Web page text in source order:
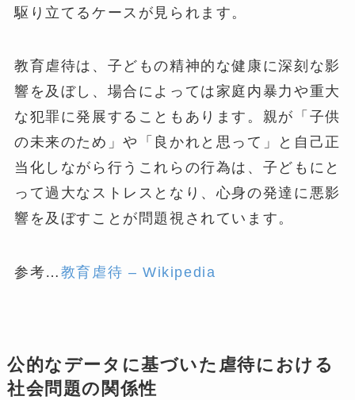
駆り立てるケースが見られます。
教育虐待は、子どもの精神的な健康に深刻な影
響を及ぼし、場合によっては家庭内暴力や重大
な犯罪に発展することもあります。親が「子供
の未来のため」や「良かれと思って」と自己正
当化しながら行うこれらの行為は、子どもにと
って過大なストレスとなり、心身の発達に悪影
響を及ぼすことが問題視されています。
参考… 教育虐待 – Wikipedia
公的なデータに基づいた虐待における
社会問題の関係性